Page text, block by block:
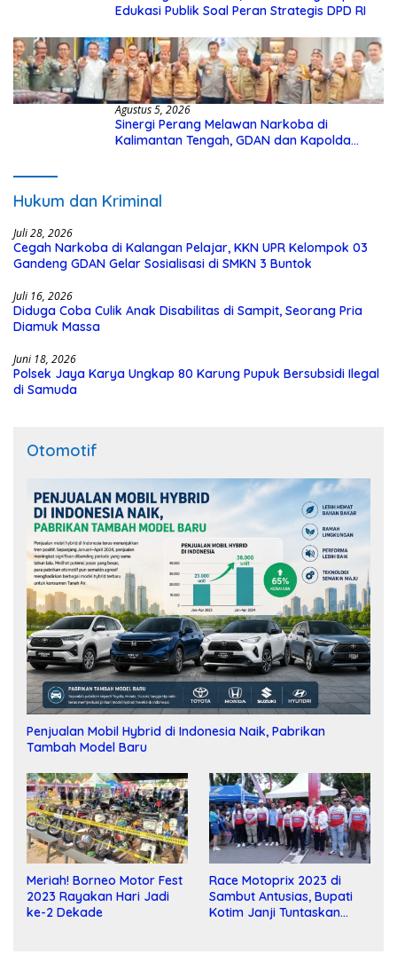
Edukasi Publik Soal Peran Strategis DPD RI
Agustus 5, 2026
Sinergi Perang Melawan Narkoba di
Kalimantan Tengah, GDAN dan Kapolda
Hukum dan Kriminal
Juli 28, 2026
Cegah Narkoba di Kalangan Pelajar, KKN UPR Kelompok 03
Gandeng GDAN Gelar Sosialisasi di SMKN 3 Buntok
Juli 16, 2026
Diduga Coba Culik Anak Disabilitas di Sampit, Seorang Pria
Diamuk Massa
Juni 18, 2026
Polsek Jaya Karya Ungkap 80 Karung Pupuk Bersubsidi Ilegal
di Samuda
Otomotif
Penjualan Mobil Hybrid di Indonesia Naik, Pabrikan
Tambah Model Baru
Meriah! Borneo Motor Fest
2023 Rayakan Hari Jadi
ke-2 Dekade
Race Motoprix 2023 di
Sambut Antusias, Bupati
Kotim Janji Tuntaskan